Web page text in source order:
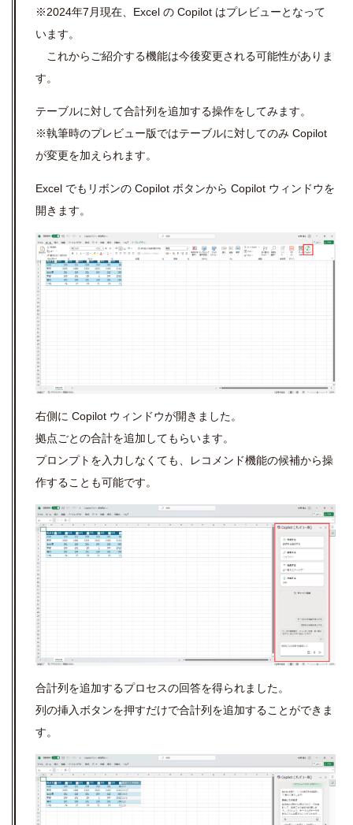
※2024年7月現在、Excel の Copilot はプレビューとなって
います。
これからご紹介する機能は今後変更される可能性がありま
す。
テーブルに対して合計列を追加する操作をしてみます。
※執筆時のプレビュー版ではテーブルに対してのみ Copilot
が変更を加えられます。
Excel でもリボンの Copilot ボタンから Copilot ウィンドウを
開きます。
右側に Copilot ウィンドウが開きました。
拠点ごとの合計を追加してもらいます。
プロンプトを入力しなくても、レコメンド機能の候補から操
作することも可能です。
合計列を追加するプロセスの回答を得られました。
列の挿入ボタンを押すだけで合計列を追加することができま
す。